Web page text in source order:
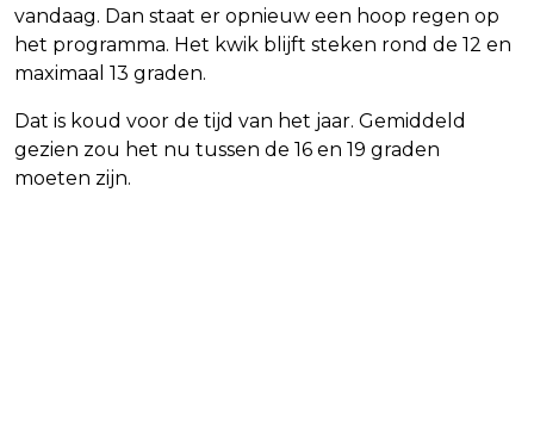
vandaag. Dan staat er opnieuw een hoop regen op
het programma. Het kwik blijft steken rond de 12 en
maximaal 13 graden.
Dat is koud voor de tijd van het jaar. Gemiddeld
gezien zou het nu tussen de 16 en 19 graden
moeten zijn.